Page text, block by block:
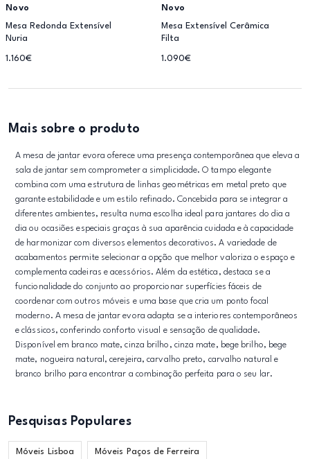
Novo
Mesa Redonda Extensível
Nuria
1.160€
Novo
Mesa Extensível Cerâmica
Filta
1.090€
Mais sobre o produto
A mesa de jantar evora oferece uma presença contemporânea que eleva a
sala de jantar sem comprometer a simplicidade. O tampo elegante
combina com uma estrutura de linhas geométricas em metal preto que
garante estabilidade e um estilo refinado. Concebida para se integrar a
diferentes ambientes, resulta numa escolha ideal para jantares do dia a
dia ou ocasiões especiais graças à sua aparência cuidada e à capacidade
de harmonizar com diversos elementos decorativos. A variedade de
acabamentos permite selecionar a opção que melhor valoriza o espaço e
complementa cadeiras e acessórios. Além da estética, destaca se a
funcionalidade do conjunto ao proporcionar superfícies fáceis de
coordenar com outros móveis e uma base que cria um ponto focal
moderno. A mesa de jantar evora adapta se a interiores contemporâneos
e clássicos, conferindo conforto visual e sensação de qualidade.
Disponível em branco mate, cinza brilho, cinza mate, bege brilho, bege
mate, nogueira natural, cerejeira, carvalho preto, carvalho natural e
branco brilho para encontrar a combinação perfeita para o seu lar.
Pesquisas Populares
Móveis Lisboa Móveis Paços de Ferreira